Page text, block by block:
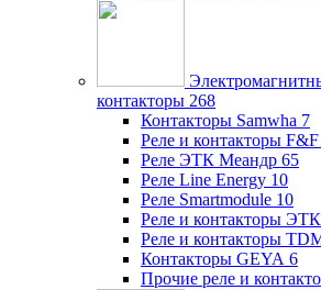
контакторы 268
Контакторы Samwha 7
Реле и контакторы F&F
Реле ЭТК Меандр 65
Реле Line Energy 10
Реле Smartmodule 10
Реле и контакторы
Реле и контакторы
Контакторы GEYA 6
Прочие реле и